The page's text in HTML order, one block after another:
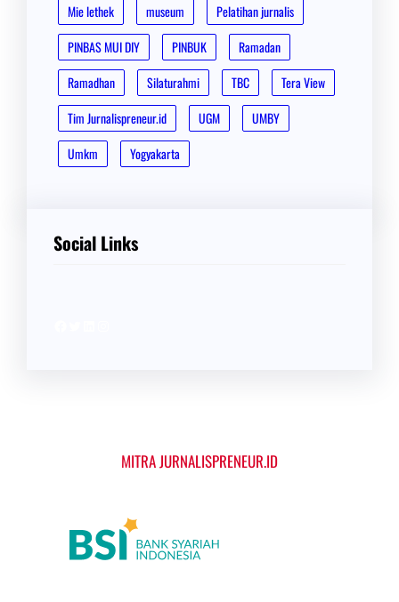
Mie lethek
museum
Pelatihan jurnalis
PINBAS MUI DIY
PINBUK
Ramadan
Ramadhan
Silaturahmi TBC
Tera View
Tim Jurnalispreneur.id
UGM
UMBY
Umkm
Yogyakarta
Social Links
MITRA JURNALISPRENEUR.ID